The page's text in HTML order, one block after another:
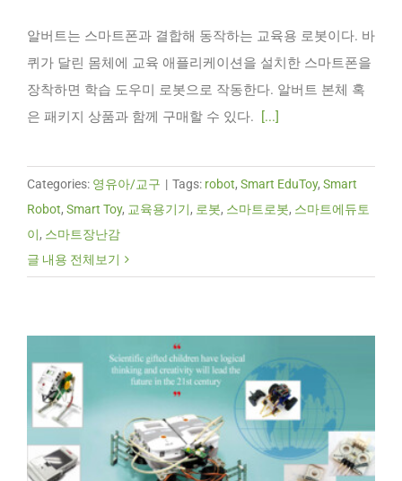
알버트는 스마트폰과 결합해 동작하는 교육용 로봇이다. 바
퀴가 달린 몸체에 교육 애플리케이션을 설치한 스마트폰을
장착하면 학습 도우미 로봇으로 작동한다. 알버트 본체 혹
은 패키지 상품과 함께 구매할 수 있다.
[...]
Categories: 영유아/교구 | Tags: robot, Smart EduToy, Smart
Robot, Smart Toy, 교육용기기, 로봇, 스마트로봇, 스마트에듀토
이, 스마트장난감
글 내용 전체보기